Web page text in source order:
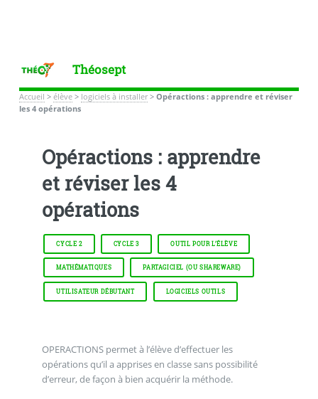
Théosept
Accueil > élève> logiciels à installer> Opéractions : apprendre et réviser
les 4 opérations
Opéractions : apprendre
et réviser les 4
opérations
CYCLE 2 CYCLE 3 OUTIL POUR L’ÉLÈVE
MATHÉMATIQUES PARTAGICIEL (OU SHAREWARE)
UTILISATEUR DÉBUTANT LOGICIELS OUTILS
OPERACTIONS permet à l’élève d’effectuer les
opérations qu’il a apprises en classe sans possibilité
d’erreur, de façon à bien acquérir la méthode.